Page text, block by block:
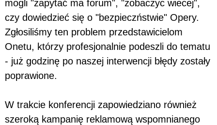
mogli "zapytać ma forum", "zobaczyc wiecej",
czy dowiedzieć się o "bezpieczństwie" Opery.
Zgłosiliśmy ten problem przedstawicielom
Onetu, którzy profesjonalnie podeszli do tematu
- już godzinę po naszej interwencji błędy zostały
poprawione.
W trakcie konferencji zapowiedziano również
szeroką kampanię reklamową wspomnianego